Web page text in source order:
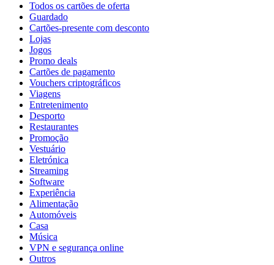
Todos os cartões de oferta
Guardado
Cartões-presente com desconto
Lojas
Jogos
Promo deals
Cartões de pagamento
Vouchers criptográficos
Viagens
Entretenimento
Desporto
Restaurantes
Promoção
Vestuário
Eletrónica
Streaming
Software
Experiência
Alimentação
Automóveis
Casa
Música
VPN e segurança online
Outros